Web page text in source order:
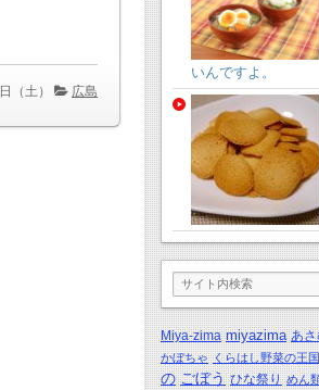
（土） 広島
いんですよ。
Miya-zima miyazima あ
かぼちゃ くらはし野菜の王国
の ごぼう ひな祭り めん